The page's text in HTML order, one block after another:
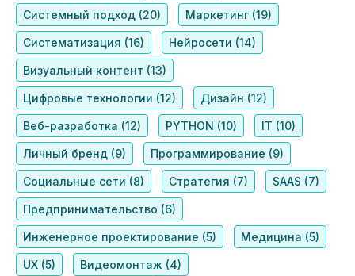
Системный подход (20) Маркетинг (19)
Систематизация (16) Нейросети (14)
Визуальный контент (13)
Цифровые технологии (12) Дизайн (12)
Веб-разработка (12) PYTHON (10) IT (10)
Личный бренд (9) Программирование (9)
Социальные сети (8) Стратегия (7) SAAS (7)
Предпринимательство (6)
Инженерное проектирование (5) Медицина (5)
UX (5) Видеомонтаж (4)